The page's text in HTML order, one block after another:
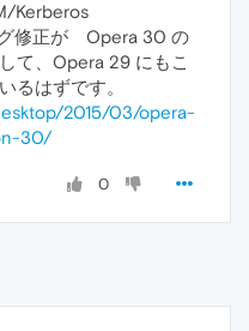
Kerberos
修正が Opera 30 の
て、Opera 29 にもこ
るはずです。
2015/03/opera-
30/
0